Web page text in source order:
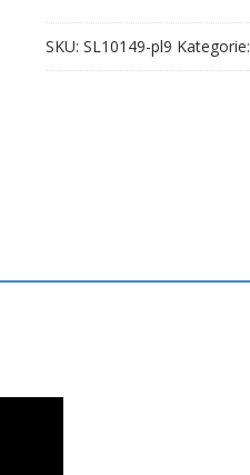
SKU: SL10149-pl9 Kategorie: